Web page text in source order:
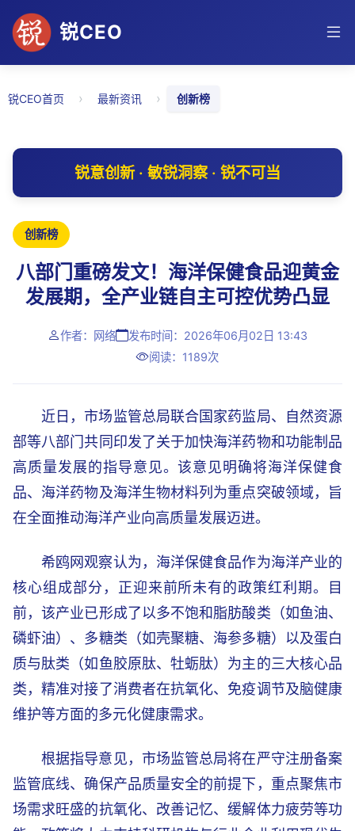
锐CEO
锐CEO首页 › 最新资讯 › 创新榜
锐意创新 · 敏锐洞察 · 锐不可当
创新榜
八部门重磅发文！海洋保健食品迎黄金
发展期，全产业链自主可控优势凸显
作者：网络
发布时间：2026年06月02日 13:43
阅读：1189次
近日，市场监管总局联合国家药监局、自然资源
部等八部门共同印发了关于加快海洋药物和功能制品
高质量发展的指导意见。该意见明确将海洋保健食
品、海洋药物及海洋生物材料列为重点突破领域，旨
在全面推动海洋产业向高质量发展迈进。
希鸥网观察认为，海洋保健食品作为海洋产业的
核心组成部分，正迎来前所未有的政策红利期。目
前，该产业已形成了以多不饱和脂肪酸类（如鱼油、
磷虾油）、多糖类（如壳聚糖、海参多糖）以及蛋白
质与肽类（如鱼胶原肽、牡蛎肽）为主的三大核心品
类，精准对接了消费者在抗氧化、免疫调节及脑健康
维护等方面的多元化健康需求。
根据指导意见，市场监管总局将在严守注册备案
监管底线、确保产品质量安全的前提下，重点聚焦市
场需求旺盛的抗氧化、改善记忆、缓解体力疲劳等功